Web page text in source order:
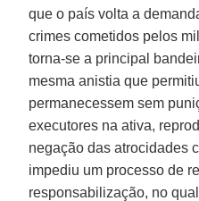
que o país volta a
crimes cometidos pelos
torna-se a principal
mesma anistia que
permanecessem sem
executores na ativa,
negação das atrocidades
impediu um processo de
responsabilização, no